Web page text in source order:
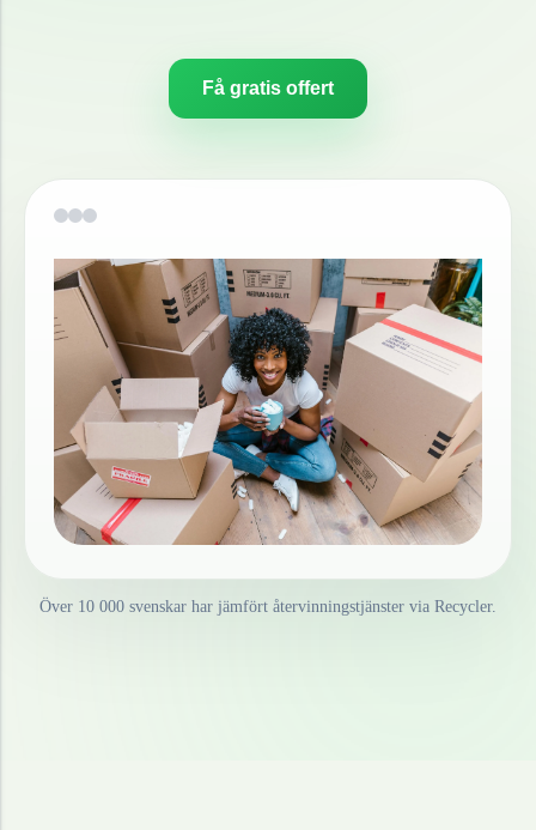
Få gratis offert
Över 10 000 svenskar har jämfört återvinningstjänster via Recycler.